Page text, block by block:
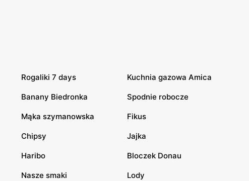
Rogaliki 7 days Kuchnia gazowa Amica
Banany Biedronka Spodnie robocze
Mąka szymanowska Fikus
Chipsy Jajka
Haribo Bloczek Donau
Nasze smaki Lody